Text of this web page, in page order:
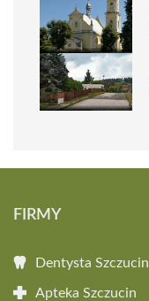
FIRMY
Dentysta Szczucin
Apteka Szczucin